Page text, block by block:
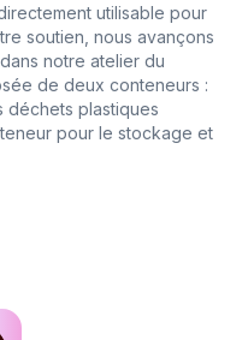
utilisable pour
soutien, nous avançons
notre atelier du
de deux conteneurs :
déchets plastiques
pour le stockage et